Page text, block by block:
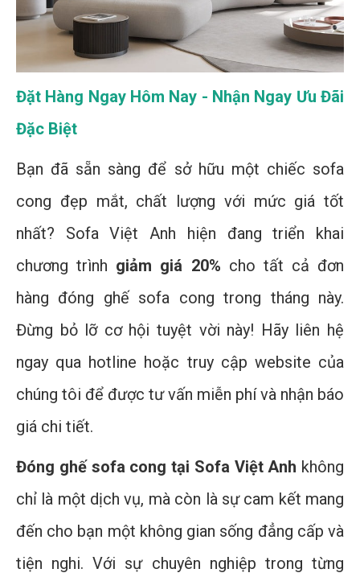
Đặt Hàng Ngay Hôm Nay - Nhận Ngay Ưu Đãi
Đặc Biệt
Bạn đã sẵn sàng để sở hữu một chiếc sofa
cong đẹp mắt, chất lượng với mức giá tốt
nhất? Sofa Việt Anh hiện đang triển khai
chương trình giảm giá 20% cho tất cả đơn
hàng đóng ghế sofa cong trong tháng này.
Đừng bỏ lỡ cơ hội tuyệt vời này! Hãy liên hệ
ngay qua hotline hoặc truy cập website của
chúng tôi để được tư vấn miễn phí và nhận báo
giá chi tiết.
Đóng ghế sofa cong tại Sofa Việt Anh không
chỉ là một dịch vụ, mà còn là sự cam kết mang
đến cho bạn một không gian sống đẳng cấp và
tiện nghi. Với sự chuyên nghiệp trong từng